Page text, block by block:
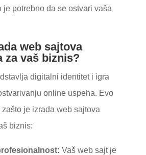
je potrebno da se ostvari vaša
web sajtova
za vaš biznis?
digitalni identitet i igra
online uspeha. Evo
je izrada web sajtova
biznis:
Vaš web sajt je